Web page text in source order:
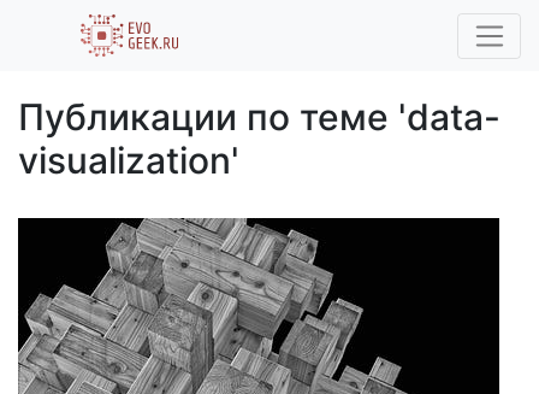
Публикации по теме 'data-
visualization'